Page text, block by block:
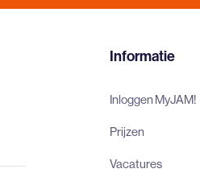
Informatie
Inloggen MyJAM!
Prijzen
Vacatures